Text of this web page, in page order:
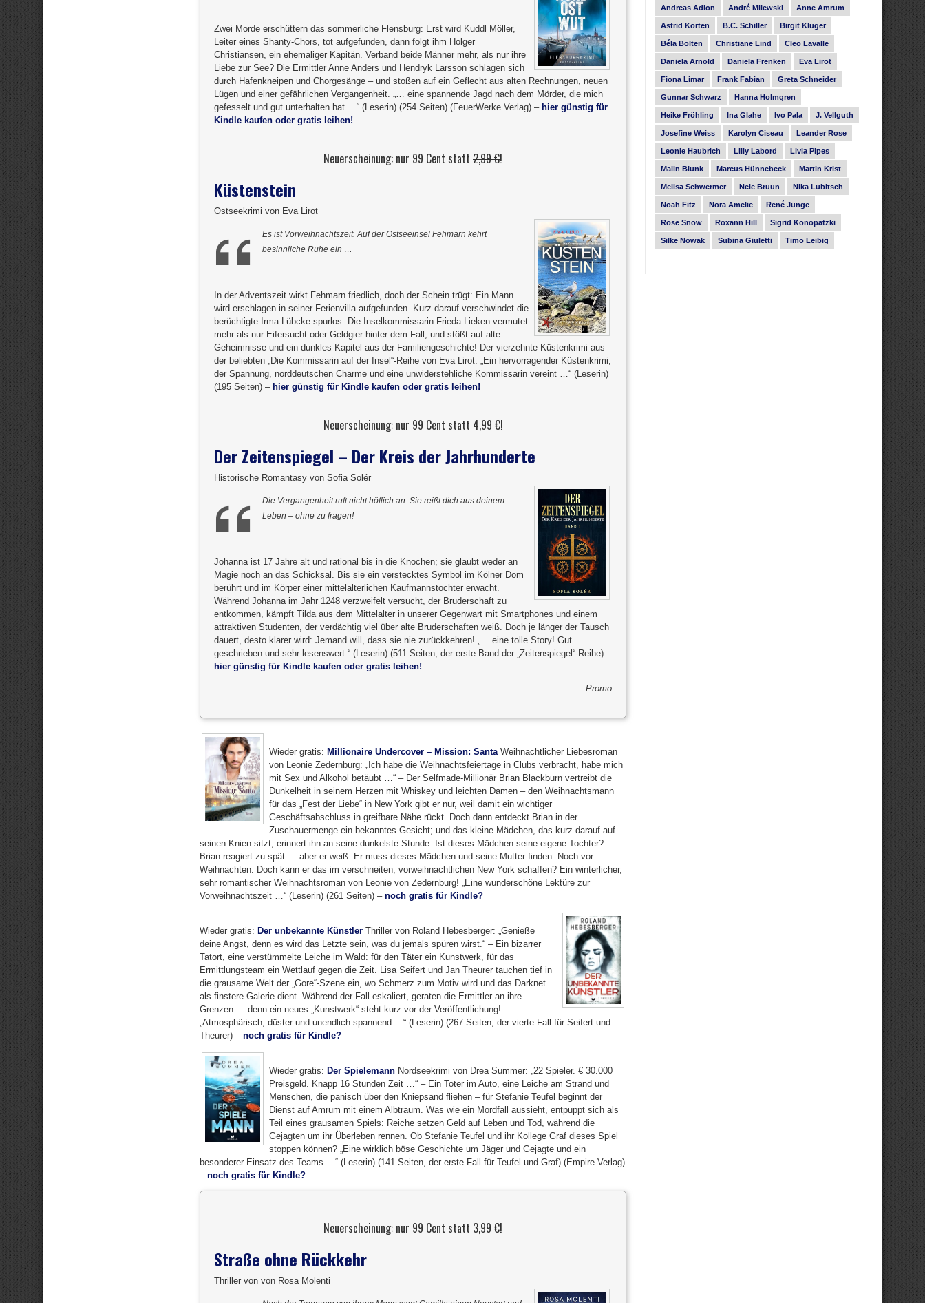
Zwei Morde erschüttern das sommerliche Flensburg: Erst wird Kuddl Möller,
Leiter eines Shanty-Chors, tot aufgefunden, dann folgt ihm Holger
Christiansen, ein ehemaliger Kapitän. Verband beide Männer mehr, als nur ihre
Liebe zur See? Die Ermittler Anne Anders und Hendryk Larsson schlagen sich
durch Hafenkneipen und Chorgesänge – und stoßen auf ein Geflecht aus alten Rechnungen, neuen
Lügen und einer gefährlichen Vergangenheit. „… eine spannende Jagd nach dem Mörder, die mich
gefesselt und gut unterhalten hat …“ (Leserin) (254 Seiten) (FeuerWerke Verlag) – hier günstig für
Kindle kaufen oder gratis leihen!
Neuerscheinung: nur 99 Cent statt 2,99 €!
Küstenstein
Ostseekrimi von Eva Lirot
Es ist Vorweihnachtszeit. Auf der Ostseeinsel Fehmarn kehrt
besinnliche Ruhe ein …
In der Adventszeit wirkt Fehmarn friedlich, doch der Schein trügt: Ein Mann
wird erschlagen in seiner Ferienvilla aufgefunden. Kurz darauf verschwindet die
berüchtigte Irma Lübcke spurlos. Die Inselkommissarin Frieda Lieken vermutet
mehr als nur Eifersucht oder Geldgier hinter dem Fall; und stößt auf alte
Geheimnisse und ein dunkles Kapitel aus der Familiengeschichte! Der vierzehnte Küstenkrimi aus
der beliebten „Die Kommissarin auf der Insel“-Reihe von Eva Lirot. „Ein hervorragender Küstenkrimi,
der Spannung, norddeutschen Charme und eine unwiderstehliche Kommissarin vereint …“ (Leserin)
(195 Seiten) – hier günstig für Kindle kaufen oder gratis leihen!
Neuerscheinung: nur 99 Cent statt4,99 €!
Der Zeitenspiegel – Der Kreis der Jahrhunderte
Historische Romantasy von Sofia Solér
Die Vergangenheit ruft nicht höflich an. Sie reißt dich aus deinem
Leben – ohne zu fragen!
Johanna ist 17 Jahre alt und rational bis in die Knochen; sie glaubt weder an
Magie noch an das Schicksal. Bis sie ein verstecktes Symbol im Kölner Dom
berührt und im Körper einer mittelalterlichen Kaufmannstochter erwacht.
Während Johanna im Jahr 1248 verzweifelt versucht, der Bruderschaft zu
entkommen, kämpft Tilda aus dem Mittelalter in unserer Gegenwart mit Smartphones und einem
attraktiven Studenten, der verdächtig viel über alte Bruderschaften weiß. Doch je länger der Tausch
dauert, desto klarer wird: Jemand will, dass sie nie zurückkehren! „… eine tolle Story! Gut
geschrieben und sehr lesenswert.“ (Leserin) (511 Seiten, der erste Band der „Zeitenspiegel“-Reihe) –
hier günstig für Kindle kaufen oder gratis leihen!
Promo
Wieder gratis: Millionaire Undercover – Mission: SantaWeihnachtlicher Liebesroman
von Leonie Zedernburg: „Ich habe die Weihnachtsfeiertage in Clubs verbracht, habe mich
mit Sex und Alkohol betäubt …“ – Der Selfmade-Millionär Brian Blackburn vertreibt die
Dunkelheit in seinem Herzen mit Whiskey und leichten Damen – den Weihnachtsmann
für das „Fest der Liebe“ in New York gibt er nur, weil damit ein wichtiger
Geschäftsabschluss in greifbare Nähe rückt. Doch dann entdeckt Brian in der
Zuschauermenge ein bekanntes Gesicht; und das kleine Mädchen, das kurz darauf auf
seinen Knien sitzt, erinnert ihn an seine dunkelste Stunde. Ist dieses Mädchen seine eigene Tochter?
Brian reagiert zu spät … aber er weiß: Er muss dieses Mädchen und seine Mutter finden. Noch vor
Weihnachten. Doch kann er das im verschneiten, vorweihnachtlichen New York schaffen? Ein winterlicher,
sehr romantischer Weihnachtsroman von Leonie von Zedernburg! „Eine wunderschöne Lektüre zur
Vorweihnachtszeit …“ (Leserin) (261 Seiten) – noch gratis für Kindle?
Wieder gratis: Der unbekannte Künstler Thriller von Roland Hebesberger: „Genieße
deine Angst, denn es wird das Letzte sein, was du jemals spüren wirst.“ – Ein bizarrer
Tatort, eine verstümmelte Leiche im Wald: für den Täter ein Kunstwerk, für das
Ermittlungsteam ein Wettlauf gegen die Zeit. Lisa Seifert und Jan Theurer tauchen tief in
die grausame Welt der „Gore“-Szene ein, wo Schmerz zum Motiv wird und das Darknet
als finstere Galerie dient. Während der Fall eskaliert, geraten die Ermittler an ihre
Grenzen … denn ein neues „Kunstwerk“ steht kurz vor der Veröffentlichung!
„Atmosphärisch, düster und unendlich spannend …“ (Leserin) (267 Seiten, der vierte Fall für Seifert und
Theurer) – noch gratis für Kindle?
Wieder gratis: Der Spielemann Nordseekrimi von Drea Summer: „22 Spieler. € 30.000
Preisgeld. Knapp 16 Stunden Zeit …“ – Ein Toter im Auto, eine Leiche am Strand und
Menschen, die panisch über den Kniepsand fliehen – für Stefanie Teufel beginnt der
Dienst auf Amrum mit einem Albtraum. Was wie ein Mordfall aussieht, entpuppt sich als
Teil eines grausamen Spiels: Reiche setzen Geld auf Leben und Tod, während die
Gejagten um ihr Überleben rennen. Ob Stefanie Teufel und ihr Kollege Graf dieses Spiel
stoppen können? „Eine wirklich böse Geschichte um Jäger und Gejagte und ein
besonderer Einsatz des Teams …“ (Leserin) (141 Seiten, der erste Fall für Teufel und Graf) (Empire-Verlag)
– noch gratis für Kindle?
Neuerscheinung: nur 99 Cent statt 3,99 €!
Straße ohne Rückkehr
Thriller von von Rosa Molenti
Andreas Adlon André Milewski Anne Amrum
Astrid Korten B.C. Schiller Birgit Kluger
Béla Bolten Christiane Lind Cleo Lavalle
Daniela Arnold Daniela Frenken Eva Lirot
Fiona Limar Frank Fabian Greta Schneider
Gunnar Schwarz Hanna Holmgren
Heike Fröhling Ina Glahe Ivo Pala J. Vellguth
Josefine Weiss Karolyn Ciseau Leander Rose
Leonie Haubrich Lilly Labord Livia Pipes
Malin Blunk Marcus Hünnebeck Martin Krist
Melisa Schwermer Nele Bruun Nika Lubitsch
Noah Fitz Nora Amelie René Junge
Rose Snow Roxann Hill Sigrid Konopatzki
Silke Nowak Subina Giuletti Timo Leibig